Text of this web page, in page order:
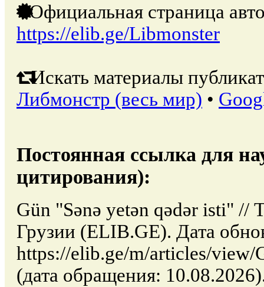
Официальная страница
https://elib.ge/Libmonster
Искать материалы
Либмонстр (весь мир) •
Постоянная ссылка для
цитирования):
Gün "Sənə yetən qədər isti" //
Грузии (ELIB.GE). Дата
https://elib.ge/m/articles/view/
(дата обращения: